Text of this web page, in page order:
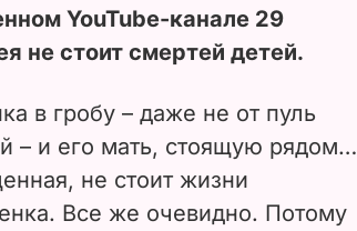
YouTube-канале 29
не стоит смертей детей.
в гробу – даже не от пуль
– и его мать, стоящую рядом…
не стоит жизни
Все же очевидно. Потому